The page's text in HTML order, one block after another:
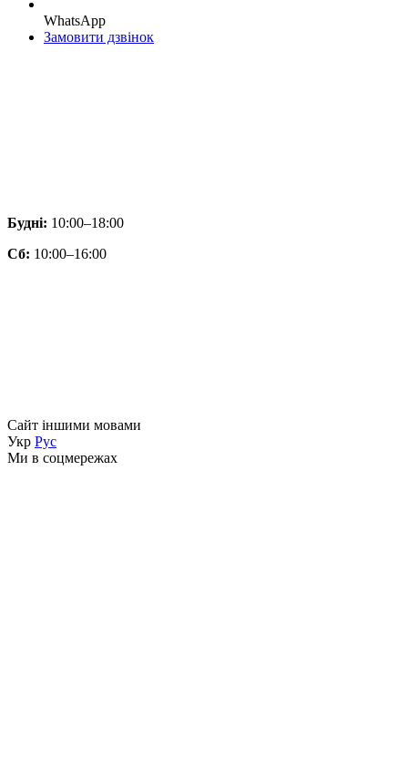
WhatsApp
Замовити дзвінок
Будні: 10:00–18:00
Сб: 10:00–16:00
Сайт іншими мовами
Укр Рус
Ми в соцмережах